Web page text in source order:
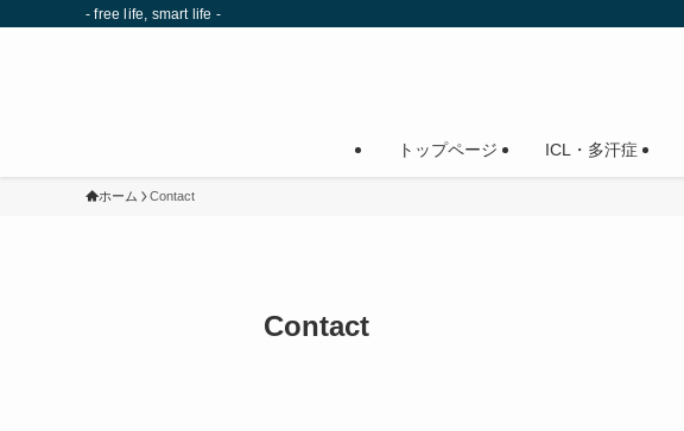
- free life, smart life -
トップページ ICL・多汗症
ホーム Contact
Contact